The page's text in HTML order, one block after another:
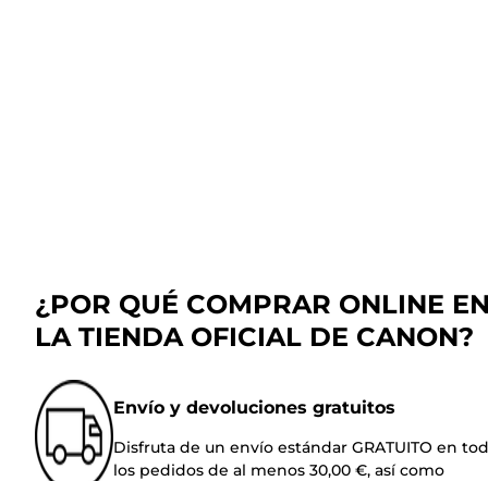
¿POR QUÉ COMPRAR ONLINE
LA TIENDA OFICIAL DE CANON?
Envío y devoluciones gratuitos
Disfruta de un envío estándar GRATUITO en
los pedidos de al menos 30,00 €, así como